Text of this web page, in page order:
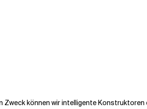
können wir intelligente Konstruktoren